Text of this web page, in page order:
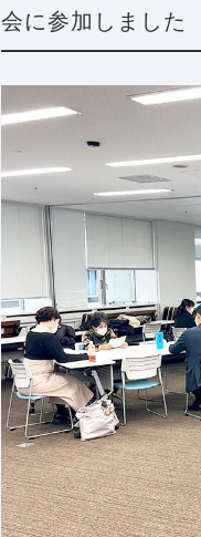
会に参加しました